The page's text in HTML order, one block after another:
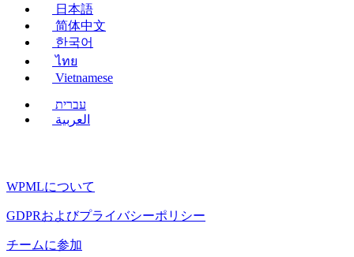
日本語
简体中文
한국어
ไทย
Vietnamese
עברית
العربية
WPMLについて
GDPRおよびプライバシーポリシー
チームに参加